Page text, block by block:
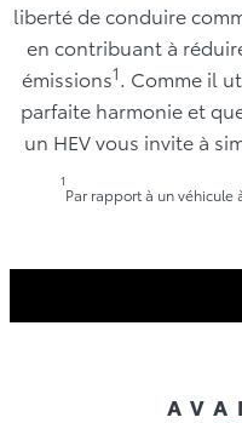
liberté de conduire
en contribuant à
émissions1. Comme il
parfaite harmonie et
un HEV vous invite à
1
Par rapport à un véhicule